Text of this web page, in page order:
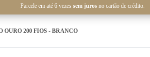
Parcele em até 6 vezes sem juros no cartão de crédito.
OURO 200 FIOS - BRANCO